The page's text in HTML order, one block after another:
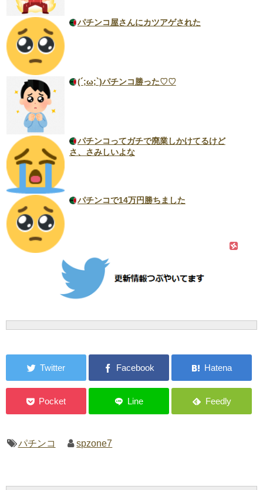
パチンコ屋さんにカツアゲされた
(´;ω;`)パチンコ勝った♡♡
パチンコってガチで廃業しかけてるけど
さ、さみしいよな
パチンコで14万円勝ちました
パチンコ spzone7